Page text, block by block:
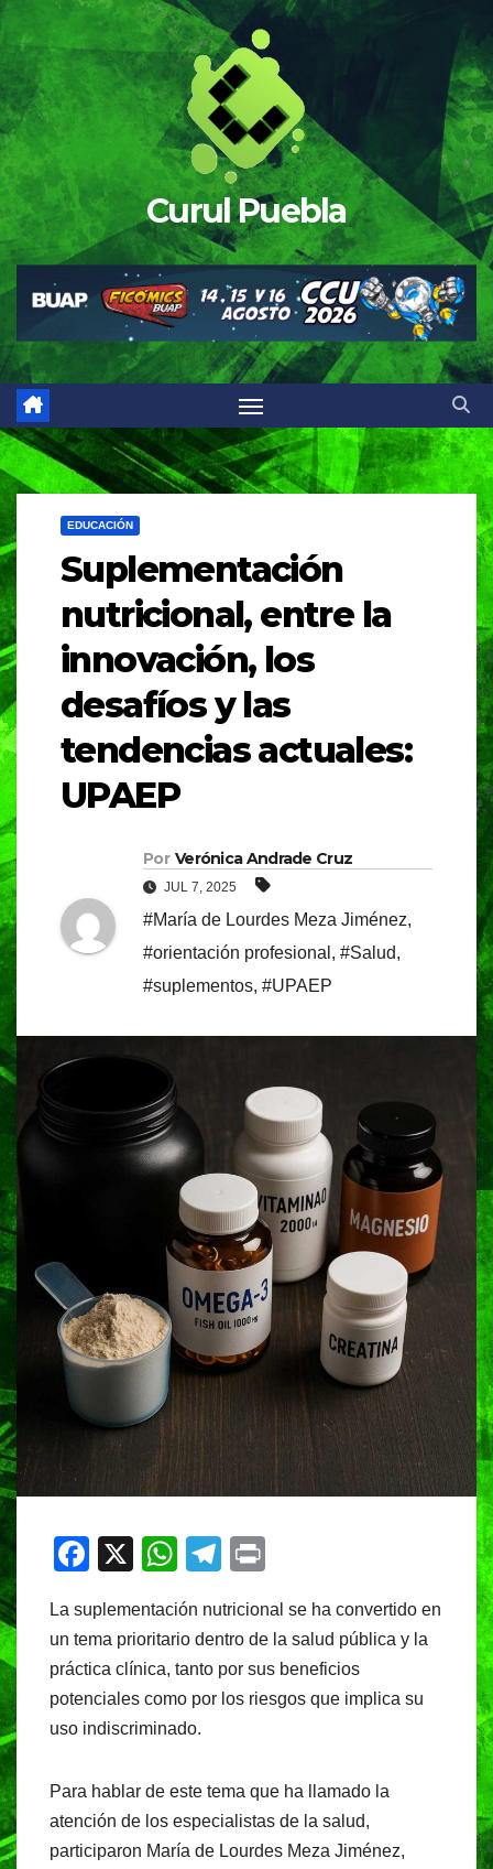
Saltar
al
contenido
Curul Puebla
EDUCACIÓN
Suplementación
nutricional, entre la
innovación, los
desafíos y las
tendencias actuales:
UPAEP
Por Verónica Andrade Cruz
JUL 7, 2025
#María de Lourdes Meza Jiménez,
#orientación profesional , #Salud,
#suplementos, #UPAEP
F
c
e
b
o
k
X
W
at
s
A
p
T
e
gr
a
t
La suplementación nutricional se ha convertido en
un tema prioritario dentro de la salud pública y la
práctica clínica, tanto por sus beneficios
potenciales como por los riesgos que implica su
uso indiscriminado.
Para hablar de este tema que ha llamado la
atención de los especialistas de la salud,
participaron María de Lourdes Meza Jiménez,